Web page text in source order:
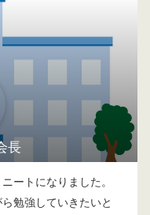
長
ートになりました。
勉強していきたいと